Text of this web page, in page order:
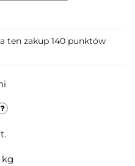
ten zakup 140 punktów
kg